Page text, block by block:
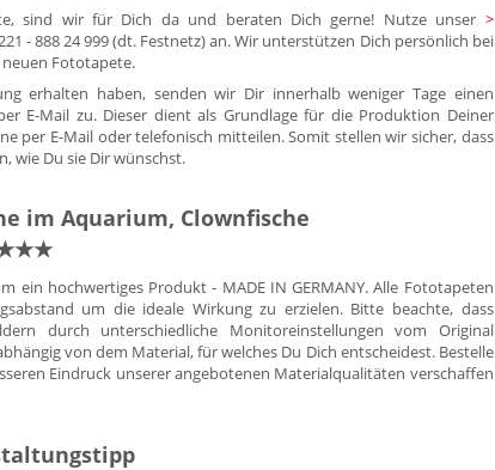
sind wir für Dich da und beraten Dich gerne! Nutze unser >
- 888 24 999 (dt. Festnetz) an. Wir unterstützen Dich persönlich bei
Fototapete.
erhalten haben, senden wir Dir innerhalb weniger Tage einen
E-Mail zu. Dieser dient als Grundlage für die Produktion Deiner
per E-Mail oder telefonisch mitteilen. Somit stellen wir sicher, dass
wie Du sie Dir wünschst.
im Aquarium, Clownfische
★★★
ein hochwertiges Produkt - MADE IN GERMANY. Alle Fototapeten
um die ideale Wirkung zu erzielen. Bitte beachte, dass
durch unterschiedliche Monitoreinstellungen vom Original
von dem Material, für welches Du Dich entscheidest. Bestelle
Eindruck unserer angebotenen Materialqualitäten verschaffen